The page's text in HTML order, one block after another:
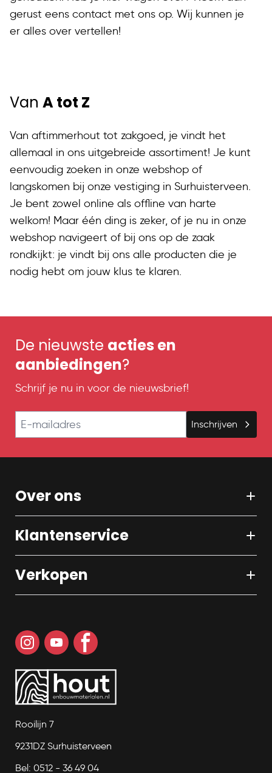
gerust eens contact met ons op. Wij kunnen je
er alles over vertellen!
Van A tot Z
Van aftimmerhout tot zakgoed, je vindt het
allemaal in ons uitgebreide assortiment! Je kunt
eenvoudig zoeken in onze webshop of
langskomen bij onze vestiging in Surhuisterveen.
Je bent zowel online als offline van harte
welkom! Maar één ding is zeker, of je nu in onze
webshop navigeert of bij ons op de zaak
rondkijkt: je vindt bij ons alle producten die je
nodig hebt om jouw klus te klaren.
De nieuwste acties en
aanbiedingen?
Schrijf je nu in voor de nieuwsbrief!
E-mailadres
Inschrijven
Over ons
Klantenservice
Verkopen
Rooilijn 7
9231DZ Surhuisterveen
Bel: 0512 - 36 49 04